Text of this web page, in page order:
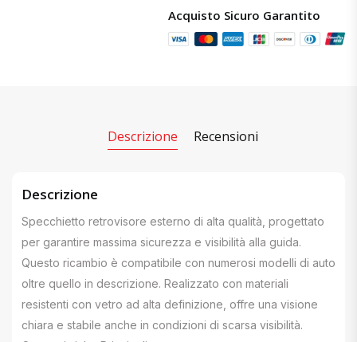
Acquisto Sicuro Garantito
Descrizione Recensioni
Descrizione
Specchietto retrovisore esterno di alta qualità, progettato
per garantire massima sicurezza e visibilità alla guida.
Questo ricambio è compatibile con numerosi modelli di auto
oltre quello in descrizione. Realizzato con materiali
resistenti con vetro ad alta definizione, offre una visione
chiara e stabile anche in condizioni di scarsa visibilità.